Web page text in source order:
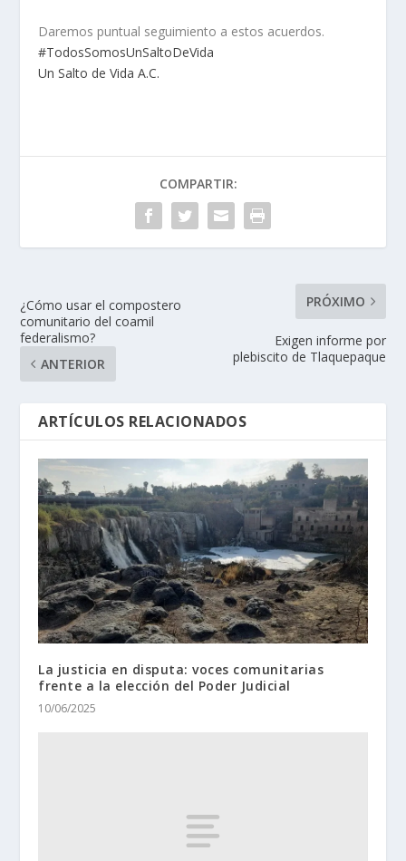
Daremos puntual seguimiento a estos acuerdos.
#TodosSomosUnSaltoDeVida
Un Salto de Vida A.C.
COMPARTIR:
¿Cómo usar el compostero
comunitario del coamil
federalismo?
ANTERIOR
PRÓXIMO
Exigen informe por
plebiscito de Tlaquepaque
ARTÍCULOS RELACIONADOS
La justicia en disputa: voces comunitarias
frente a la elección del Poder Judicial
10/06/2025